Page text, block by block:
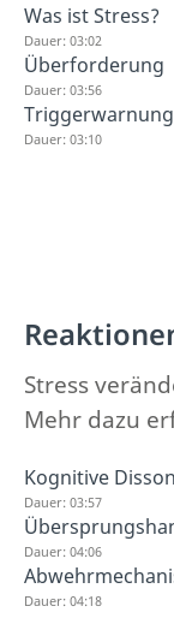
Was ist Stress?
Dauer: 03:02
Überforderung
Dauer: 03:56
Triggerwarnung
Dauer: 03:10
Stress
Mehr dazu
Kognitive
Dauer: 03:57
Dauer: 04:06
Dauer: 04:18